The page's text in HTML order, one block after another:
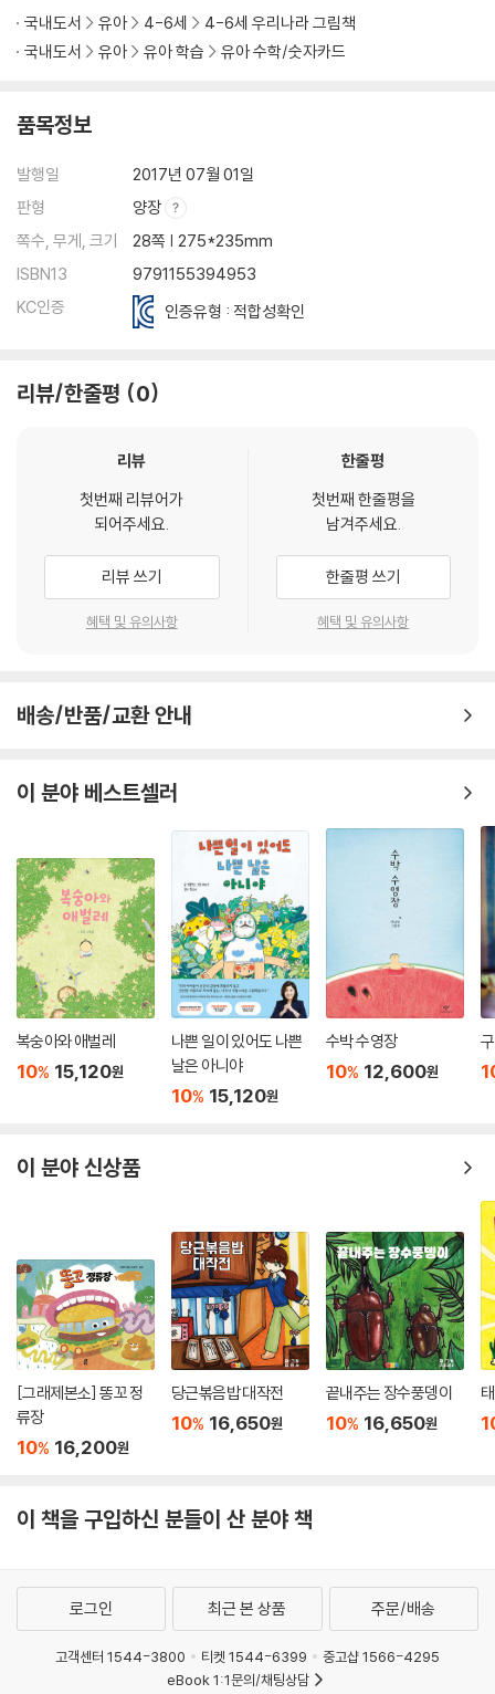
국내도서 유아 4-6세
4-6세 우리나라 그림책
국내도서
유아 유아 학습 유아 수학/숫자카드
품목정보
발행일
2017년 07월 01일
판형
양장
쪽수, 무게, 크기
28쪽 | 275*235mm
ISBN13
9791155394953
KC인증
인증유형 : 적합성확인
리뷰/한줄평 0
리뷰
첫번째 리뷰어가
되어주세요.
리뷰 쓰기
혜택 및 유의사항
한줄평
첫번째 한줄평을
남겨주세요.
한줄평 쓰기
혜택 및 유의사항
배송/반품/교환 안내
이 분야 베스트셀러
복숭아와 애벌레
10% 15,120원
나쁜 일이 있어도 나쁜
날은 아니야
10% 15,120원
수박 수영장
10% 12,600원
이 분야 신상품
[그래제본소] 똥꼬 정
류장
10% 16,200원
당근볶음밥 대작전
10% 16,650원
끝내주는 장수풍뎅이
10% 16,650원
이 책을 구입하신 분들이 산 분야 책
로그인 최근 본 상품 주문/배송
고객센터 1544-3800 티켓 1544-6399
중고샵 1566-4295
eBook 1:1문의/채팅상담